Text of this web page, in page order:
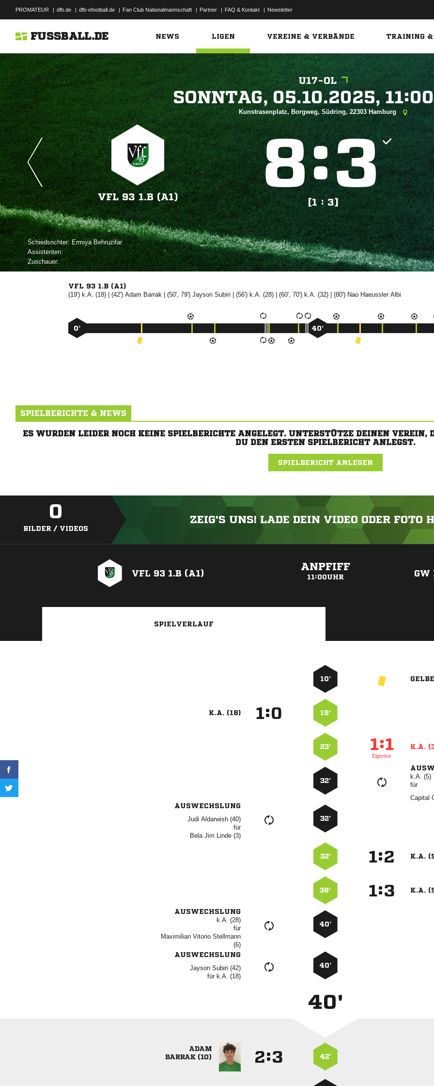
PROMATEUR | dfb.de | dfb-efootball.de | Fan Club Nationalmannschaft | Partner | FAQ & Kontakt | Newsletter
FUSSBALL.DE NEWS LIGEN VEREINE & VERBÄNDE TRAINING &
U17-OL
 
Kunstrasenplatz, Borgweg, Südring, 22303 Hamburg
VFL 93 1.B (A1)
:
[1 : 3]
Schiedsrichter: 
Assistenten:
Zuschauer:
VFL 93 1.B (A1)
(19') k.A. (18) | (42')  | (50', 79')  | (56') k.A. (28) | (60', 70') k.A. (32) | (80')  
0’ 40’
SPIELBERICHTE & NEWS
ES WURDEN LEIDER NOCH KEINE SPIELBERICHTE ANGELEGT. UNTERSTÜTZE DEINEN
DU DEN ERSTEN SPIELBERICHT ANLEGST.
SPIELBERICHT ANLEGEN
0
BILDER / VIDEOS
ZEIG'S UNS! LADE DEIN VIDEO ODER FOTO
VFL 93 1.B (A1)
ANPFIFF
11:00UHR GW
SPIELVERLAUF
10’
K.A. (18) : 19’
23’ :
Eigentor
K.A.
32’
k.A. (5)
für

AUSWECHSLUNG
  
für
   
32’
32’ : K.A.
38’ : K.A.
AUSWECHSLUNG
k.A. (28)
für
  

40’
AUSWECHSLUNG
  
für k.A. (18)
40’
40'

 
: 42’